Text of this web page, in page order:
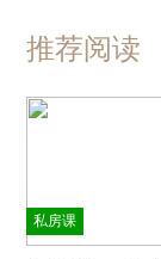
推荐阅读
私房课